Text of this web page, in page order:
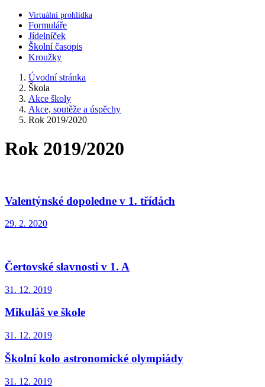
Virtuální prohlídka
Formuláře
Jídelníček
Školní časopis
Kroužky
Úvodní stránka
Škola
Akce školy
Akce, soutěže a úspěchy
Rok 2019/2020
Rok 2019/2020
Valentýnské dopoledne v 1. třídách
29. 2. 2020
Čertovské slavnosti v 1. A
31. 12. 2019
Mikuláš ve škole
31. 12. 2019
Školní kolo astronomické olympiády
31. 12. 2019